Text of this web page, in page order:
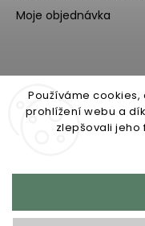
Používáme
prohlížení webu a
zlepšovali jeho
Moje objednávka